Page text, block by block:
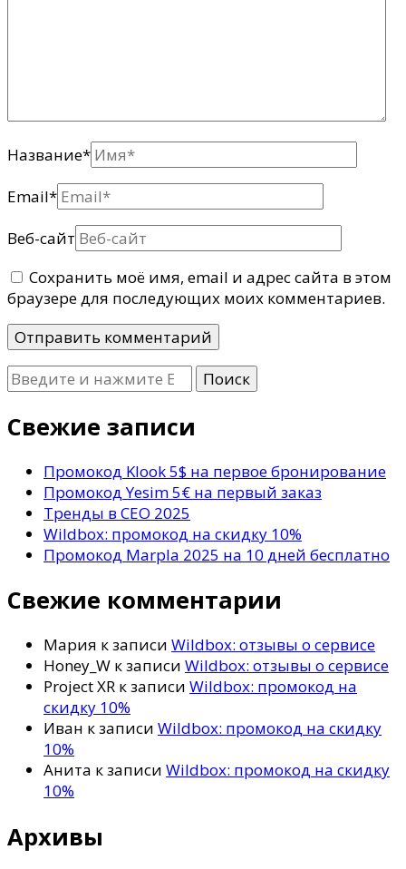
Название*
Email*
Веб-сайт
Сохранить моё имя, email и адрес сайта в этом
браузере для последующих моих комментариев.
Ищите
что-
то?
Свежие записи
Промокод Klook 5$ на первое бронирование
Промокод Yesim 5€ на первый заказ
Тренды в СЕО 2025
Wildbox: промокод на скидку 10%
Промокод Marpla 2025 на 10 дней бесплатно
Свежие комментарии
Мария к записи Wildbox: отзывы о сервисе
Honey_W к записи Wildbox: отзывы о сервисе
Project XR к записи Wildbox: промокод на
скидку 10%
Иван к записи Wildbox: промокод на скидку
10%
Анита к записи Wildbox: промокод на скидку
10%
Архивы